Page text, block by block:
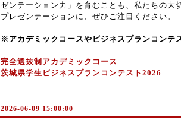
ゼンテーション力」を育むことも、私たちの大
プレゼンテーションに、ぜひご注目ください。
※アカデミックコースやビジネスプランコンテ
完全選抜制アカデミックコース
茨城県学生ビジネスプランコンテスト2026
2026-06-09 15:00:00